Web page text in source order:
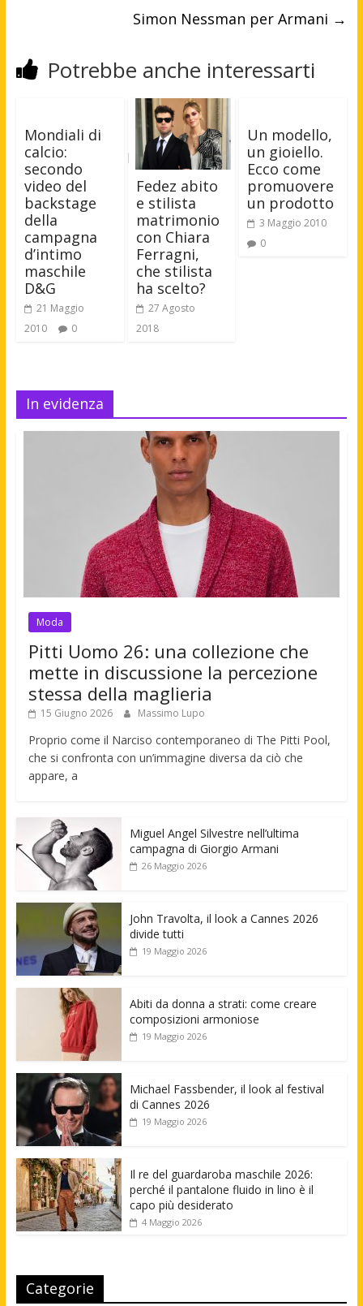
Simon Nessman per Armani →
Potrebbe anche interessarti
Mondiali di
calcio:
secondo
video del
backstage
della
campagna
d’intimo
maschile
D&G
21 Maggio
2010
0
Fedez abito
e stilista
matrimonio
con Chiara
Ferragni,
che stilista
ha scelto?
27 Agosto
2018
Un modello,
un gioiello.
Ecco come
promuovere
un prodotto
3 Maggio 2010
0
In evidenza
Moda
Pitti Uomo 26: una collezione che
mette in discussione la percezione
stessa della maglieria
15 Giugno 2026 Massimo Lupo
Proprio come il Narciso contemporaneo di The Pitti Pool,
che si confronta con un’immagine diversa da ciò che
appare, a
Miguel Angel Silvestre nell’ultima
campagna di Giorgio Armani
26 Maggio 2026
John Travolta, il look a Cannes 2026
divide tutti
19 Maggio 2026
Abiti da donna a strati: come creare
composizioni armoniose
19 Maggio 2026
Michael Fassbender, il look al festival
di Cannes 2026
19 Maggio 2026
Il re del guardaroba maschile 2026:
perché il pantalone fluido in lino è il
capo più desiderato
4 Maggio 2026
Categorie